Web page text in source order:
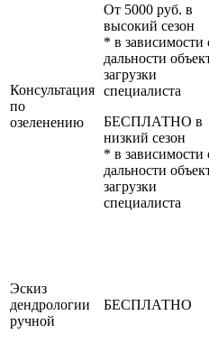
Консультация
по
озеленению
От 5000 руб. в
высокий сезон
* в зависимости
дальности
загрузки
специалиста
БЕСПЛАТНО в
низкий сезон
* в зависимости
дальности
загрузки
специалиста
Эскиз
дендрологии
ручной
БЕСПЛАТНО